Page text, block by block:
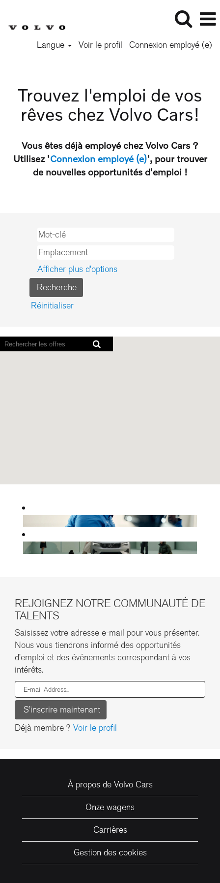
Langue Voir le profil Connexion employé (e)
Trouvez l'emploi de vos
rêves chez Volvo Cars!
Vous êtes déjà employé chez Volvo Cars ?
Utilisez 'Connexion employé (e)', pour trouver
de nouvelles opportunités d'emploi !
Afficher plus d’options
Réinitialiser
Les
lecteurs
recherche
REJOIGNEZ NOTRE COMMUNAUTÉ DE
TALENTS
Saisissez votre adresse e-mail pour vous présenter.
Nous vous tiendrons informé des opportunités
d’emploi et des événements correspondant à vos
intérêts.
Déjà membre ? Voir le profil
À propos de Volvo Cars
Onze wagens
Carrières
Gestion des cookies